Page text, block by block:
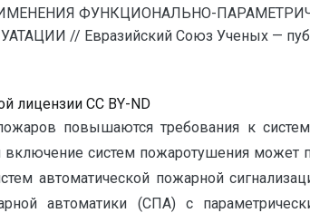
ФУНКЦИОНАЛЬНО-
// Евразийский Союз Ученых —
лицензии CC BY-ND
повышаются требования к
систем пожаротушения может
автоматической пожарной
автоматики (СПА) с